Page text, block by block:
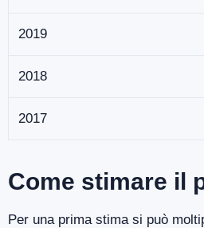
2019
2018
2017
Come stimare il
Per una prima stima si può